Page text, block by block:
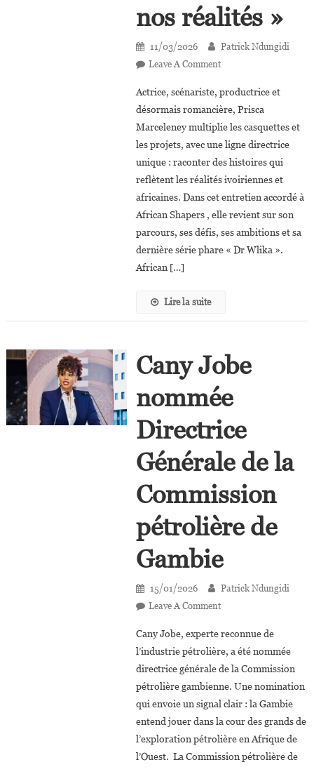
nos réalités »
11/03/2026
Patrick Ndungidi
Leave A CommentOn
Marceleney :
« Dr
Wlika
Est
Une
Série
Médicale
Africaine
Réalités »
Actrice, scénariste, productrice et
désormais romancière, Prisca
Marceleney multiplie les casquettes et
les projets, avec une ligne directrice
unique : raconter des histoires qui
reflètent les réalités ivoiriennes et
africaines. Dans cet entretien accordé à
African Shapers , elle revient sur son
parcours, ses défis, ses ambitions et sa
dernière série phare « Dr Wlika ».
African […]
Lire la suite
Cany Jobe
nommée
Directrice
Générale de la
Commission
pétrolière de
Gambie
15/01/2026
Patrick Ndungidi
Leave A CommentOn
Jobe
Nommée
Directrice
Générale
De
La
Commission
Pétrolière
Cany Jobe, experte reconnue de
l’industrie pétrolière, a été nommée
directrice générale de la Commission
pétrolière gambienne. Une nomination
qui envoie un signal clair : la Gambie
entend jouer dans la cour des grands de
l’exploration pétrolière en Afrique de
l’Ouest. La Commission pétrolière de